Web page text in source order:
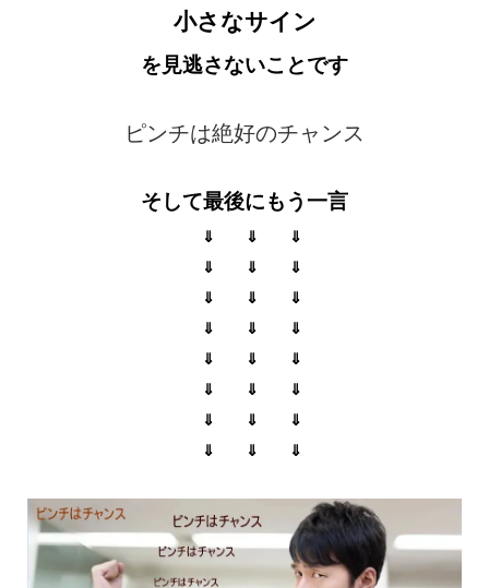
小さなサイン
を見逃さないことです
ピンチは絶好のチャンス
そして最後にもう一言
⇓ ⇓ ⇓
⇓ ⇓ ⇓
⇓ ⇓ ⇓
⇓ ⇓ ⇓
⇓ ⇓ ⇓
⇓ ⇓ ⇓
⇓ ⇓ ⇓
⇓ ⇓ ⇓